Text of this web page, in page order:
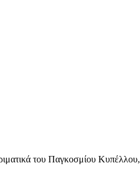
του Παγκοσμίου